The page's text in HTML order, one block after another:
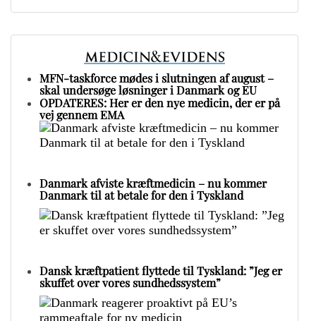
MFN-taskforce mødes i slutningen af august –
skal undersøge løsninger i Danmark og EU
OPDATERES: Her er den nye medicin, der er på
vej gennem EMA
Danmark afviste kræftmedicin – nu kommer
Danmark til at betale for den i Tyskland
Dansk kræftpatient flyttede til Tyskland: ”Jeg er
skuffet over vores sundhedssystem”